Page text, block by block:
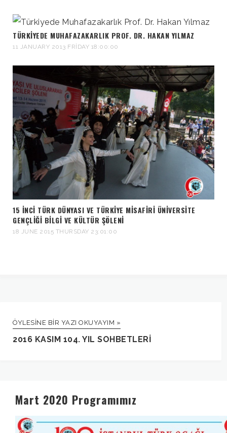
TÜRKIYEDE MUHAFAZAKARLIK PROF. DR. HAKAN YILMAZ
11 JANUARY 2013 FRIDAY 18:00:00
15 INCI TÜRK DÜNYASI VE TÜRKIYE MISAFIRI ÜNIVERSITE
GENÇLIĞI BILGI VE KÜLTÜR ŞÖLENI
18 JUNE 2015 THURSDAY 23:01:00
ÖYLESINE BIR YAZI OKUYAYIM »
2016 KASIM 104. YIL SOHBETLERI
Mart 2020 Programımız